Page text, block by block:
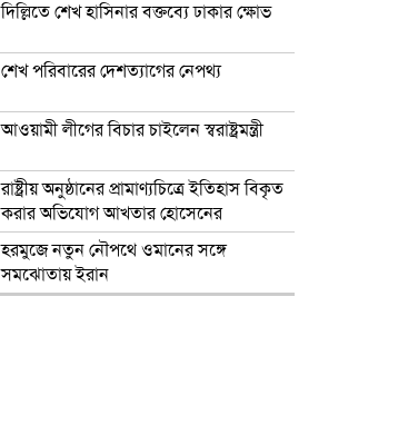
দিল্লিতে শেখ হাসিনার বক্তব্যে ঢাকার ক্ষোভ
শেখ পরিবারের দেশত্যাগের নেপথ্য
আওয়ামী লীগের বিচার চাইলেন স্বরাষ্ট্রমন্ত্রী
রাষ্ট্রীয় অনুষ্ঠানের প্রামাণ্যচিত্রে ইতিহাস বিকৃত
করার অভিযোগ আখতার হোসেনের
হরমুজে নতুন নৌপথে ওমানের সঙ্গে
সমঝোতায় ইরান